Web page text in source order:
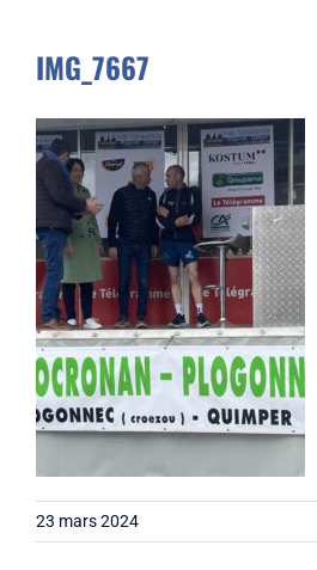
Photos
Contact
IMG_7667
23 mars 2024